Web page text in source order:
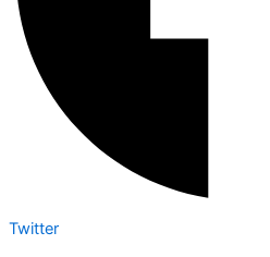
Twitter